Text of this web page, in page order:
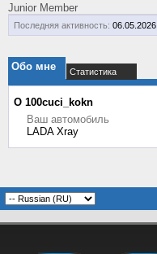
Junior Member
Последняя активность: 06.05.2026
Обо мне Статистика
О 100cuci_kokn
Ваш автомобиль
LADA Xray